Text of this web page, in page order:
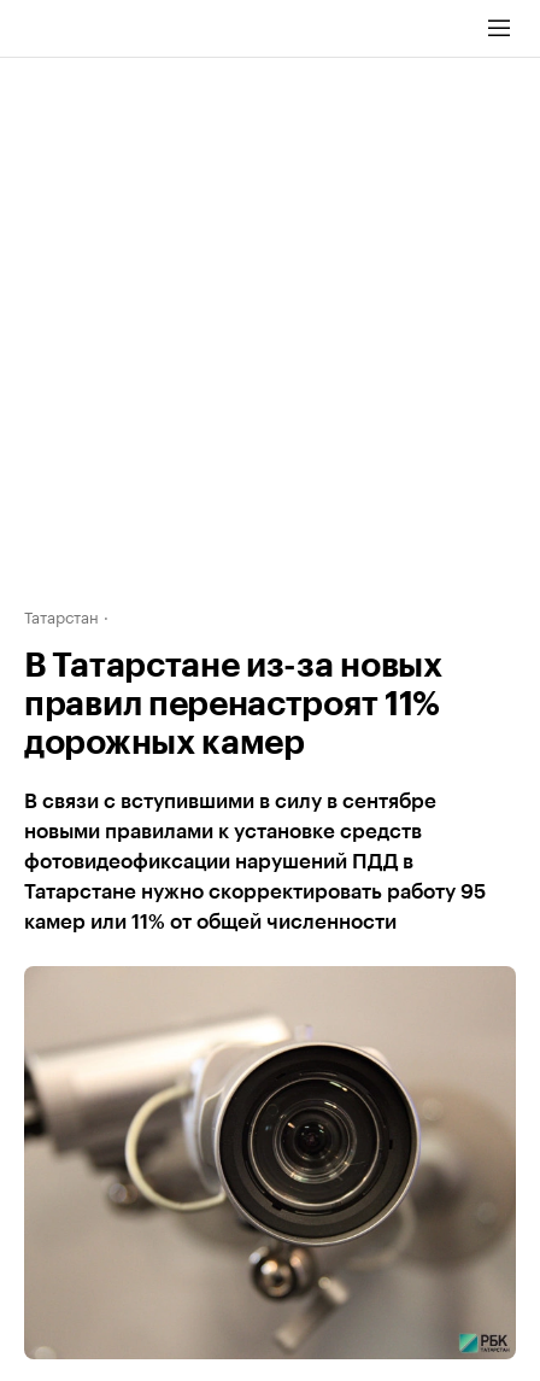
Татарстан
В Татарстане из-за новых
правил перенастроят 11%
дорожных камер
В связи с вступившими в силу в сентябре
новыми правилами к установке средств
фотовидеофиксации нарушений ПДД в
Татарстане нужно скорректировать работу 95
камер или 11% от общей численности